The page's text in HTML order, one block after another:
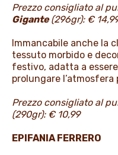
Prezzo consigliato al
Gigante(296gr): €
Immancabile anche la
tessuto morbido e
festivo, adatta a
prolungare l’atmosfera
Prezzo consigliato al
(290gr): € 10,99
EPIFANIA FERRERO